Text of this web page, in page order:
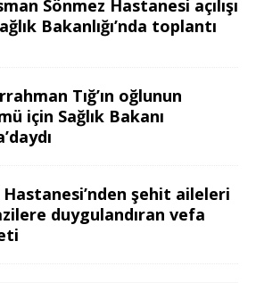
Sönmez Hastanesi açılışı
Bakanlığı’nda toplantı
Tığ’ın oğlunun
için Sağlık Bakanı
Hastanesi’nden şehit aileleri
duygulandıran vefa